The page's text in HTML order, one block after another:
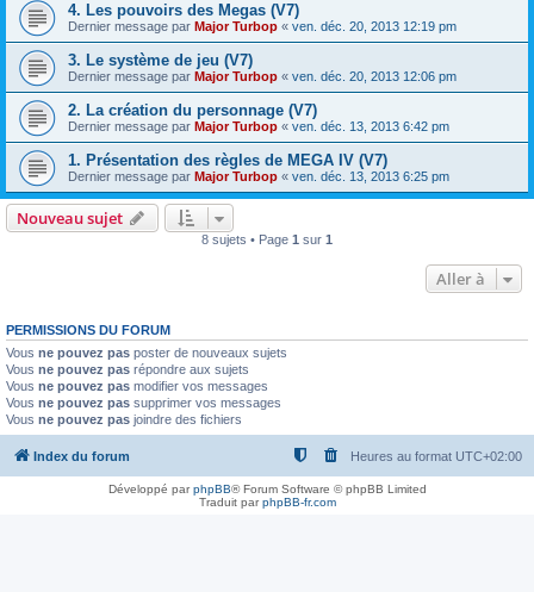
4. Les pouvoirs des Megas (V7)
Dernier message par Major Turbop « ven. déc. 20, 2013 12:19 pm
3. Le système de jeu (V7)
Dernier message par Major Turbop « ven. déc. 20, 2013 12:06 pm
2. La création du personnage (V7)
Dernier message par Major Turbop « ven. déc. 13, 2013 6:42 pm
1. Présentation des règles de MEGA IV (V7)
Dernier message par Major Turbop « ven. déc. 13, 2013 6:25 pm
Nouveau sujet
8 sujets • Page 1 sur 1
Aller à
PERMISSIONS DU FORUM
Vous ne pouvez pas poster de nouveaux sujets
Vous ne pouvez pas répondre aux sujets
Vous ne pouvez pas modifier vos messages
Vous ne pouvez pas supprimer vos messages
Vous ne pouvez pas joindre des fichiers
Index du forum Heures au format UTC+02:00
Développé parphpBB® Forum Software © phpBB Limited
Traduit parphpBB-fr.com